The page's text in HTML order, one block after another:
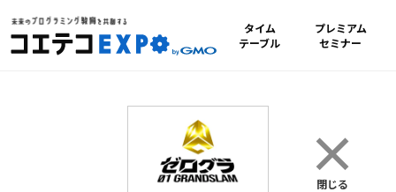
タイム
テーブル
プレミアム
セミナー
×
閉じる